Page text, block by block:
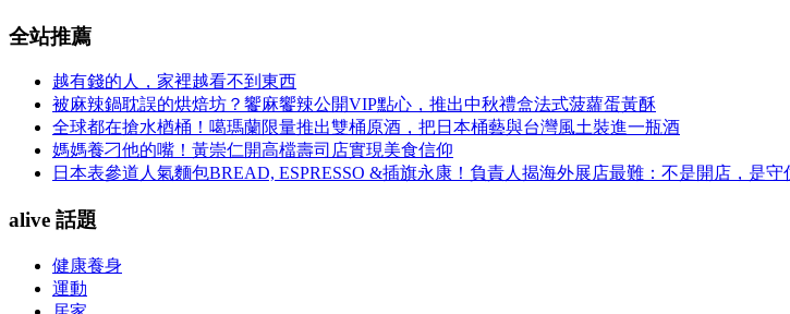
全站推薦
越有錢的人，家裡越看不到東西
被麻辣鍋耽誤的烘焙坊？饗麻饗辣公開VIP點心，推出中秋禮盒法式菠蘿蛋黃酥
全球都在搶水楢桶！噶瑪蘭限量推出雙桶原酒，把日本桶藝與台灣風土裝進一瓶酒
媽媽養刁他的嘴！黃崇仁開高檔壽司店實現美食信仰
日本表參道人氣麵包BREAD, ESPRESSO &插旗永康！負責人揭海外展店最難：不是開店，是守
alive 話題
健康養身
運動